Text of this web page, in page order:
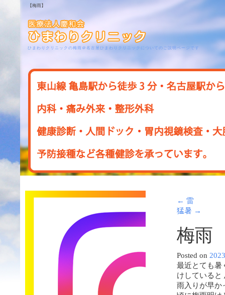
【梅雨】
ひまわりクリニックの梅雨＠名古屋ひまわりクリニックについてのご説明ページです
← 雷
猛暑 →
梅雨
Posted on
最近とても暑
けしていると
雨入りが早か